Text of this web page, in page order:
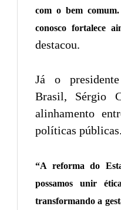
com o bem
conosco fortalece
destacou.
Já o
Brasil, Sérgio
alinhamento
políticas públicas.
“A reforma do
possamos unir
transformando a